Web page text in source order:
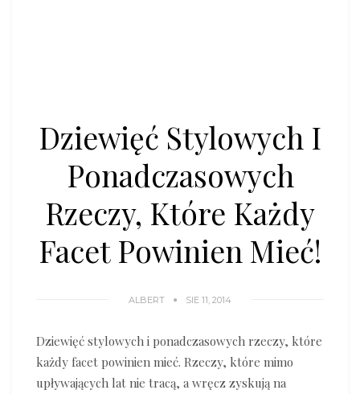
Dziewięć Stylowych I
Ponadczasowych
Rzeczy, Które Każdy
Facet Powinien Mieć!
ALBERT SIE 11, 2014
Dziewięć stylowych i ponadczasowych rzeczy, które
każdy facet powinien mieć. Rzeczy, które mimo
upływających lat nie tracą, a wręcz zyskują na